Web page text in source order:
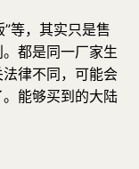
”等，其实只是售
都是同一厂家生
律不同，可能会
能够买到的大陆